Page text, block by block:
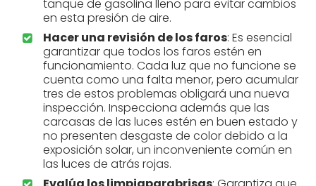
tanque de gasolina lleno para evitar cambios
en esta presión de aire.
Hacer una revisión de los faros: Es esencial
garantizar que todos los faros estén en
funcionamiento. Cada luz que no funcione se
cuenta como una falta menor, pero acumular
tres de estos problemas obligará una nueva
inspección. Inspecciona además que las
carcasas de las luces estén en buen estado y
no presenten desgaste de color debido a la
exposición solar, un inconveniente común en
las luces de atrás rojas.